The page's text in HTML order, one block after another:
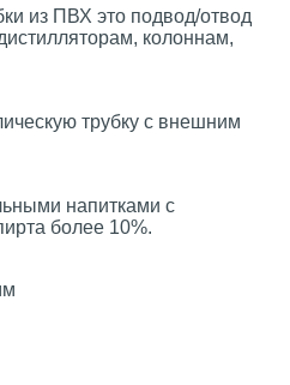
из ПВХ это подвод/отвод
колоннам,
трубку с внешним
напитками с
более 10%.